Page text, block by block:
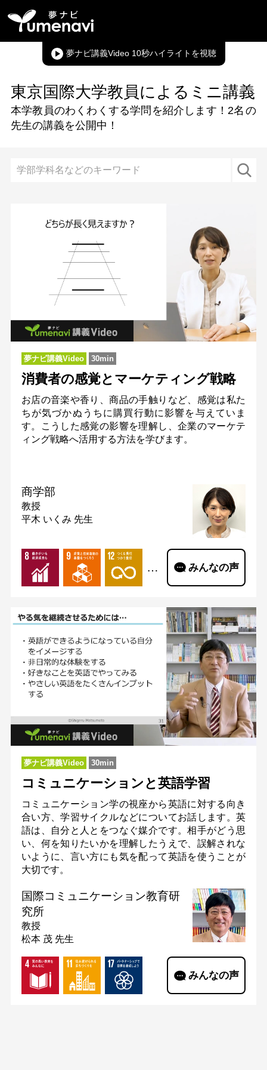
夢ナビ講義Video 10秒ハイライト
東京国際大学教員によるミニ講義
本学教員のわくわくする学問を紹介します！ 2名 の
先生の講義を公開中！
夢ナビ講義Video 30min
消費者の感覚とマーケティング戦略
お店の音楽や香り、商品の手触りなど、感覚は私た
ちが気づかぬうちに購買行動に影響を与えていま
す。こうした感覚の影響を理解し、企業のマーケテ
ィング戦略へ活用する方法を学びます。
商学部
教授
平木 いくみ 先生
… みんなの声
夢ナビ講義Video 30min
コミュニケーションと英語学習
コミュニケーション学の視座から英語に対する向き
合い方、学習サイクルなどについてお話します。英
語は、自分と人とをつなぐ媒介です。相手がどう思
い、何を知りたいかを理解したうえで、誤解されな
いように、言い方にも気を配って英語を使うことが
大切です。
国際コミュニケーション教育研
究所
教授
松本 茂 先生
みんなの声